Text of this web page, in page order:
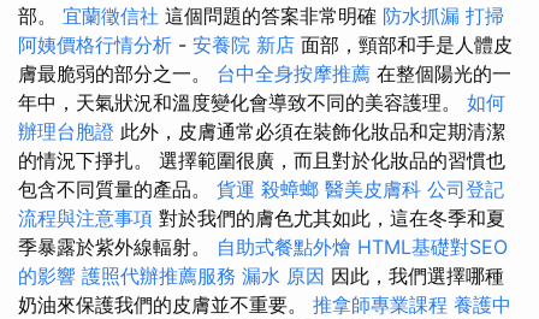
部。 宜蘭徵信社 這個問題的答案非常明確 防水抓漏 打掃
阿姨價格行情分析 - 安養院 新店 面部，頸部和手是人體皮
膚最脆弱的部分之一。 台中全身按摩推薦 在整個陽光的一
年中，天氣狀況和溫度變化會導致不同的美容護理。 如何
辦理台胞證 此外，皮膚通常必須在裝飾化妝品和定期清潔
的情況下掙扎。 選擇範圍很廣，而且對於化妝品的習慣也
包含不同質量的產品。 貨運 殺蟑螂 醫美皮膚科 公司登記
流程與注意事項 對於我們的膚色尤其如此，這在冬季和夏
季暴露於紫外線輻射。 自助式餐點外燴 HTML基礎對SEO
的影響 護照代辦推薦服務 漏水 原因 因此，我們選擇哪種
奶油來保護我們的皮膚並不重要。 推拿師專業課程 養護中